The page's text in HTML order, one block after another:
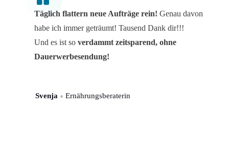
Täglich flattern neue Aufträge rein! Genau davon
habe ich immer geträumt! Tausend Dank dir!!!
Und es ist so verdammt zeitsparend, ohne
Dauerwerbesendung!
Svenja ● Ernährungsberaterin